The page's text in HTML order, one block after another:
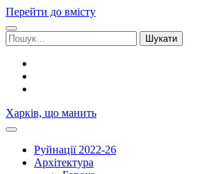
Перейти до вмісту
Шукати:
Харків, що манить
Руйнації 2022-26
Архітектура